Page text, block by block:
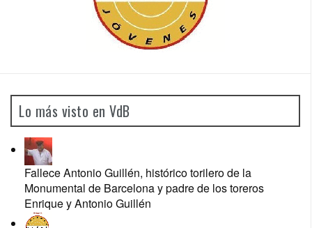
Lo más visto en VdB
Fallece Antonio Guillén, histórico torilero de la
Monumental de Barcelona y padre de los toreros
Enrique y Antonio Guillén